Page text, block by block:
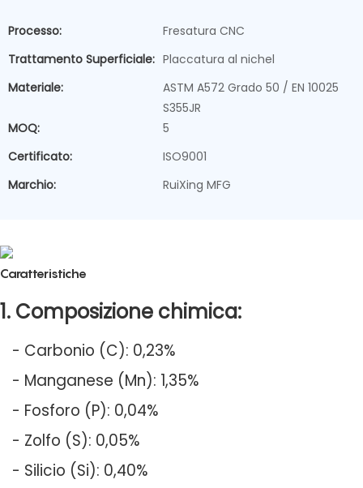
Processo:
Fresatura CNC
Trattamento Superficiale: Placcatura al nichel
Materiale:
ASTM A572 Grado 50 / EN 10025
S355JR
MOQ:
5
Certificato:
ISO9001
Marchio:
RuiXing MFG
Caratteristiche
1. Composizione chimica:
- Carbonio (C): 0,23%
- Manganese (Mn): 1,35%
- Fosforo (P): 0,04%
- Zolfo (S): 0,05%
- Silicio (Si): 0,40%